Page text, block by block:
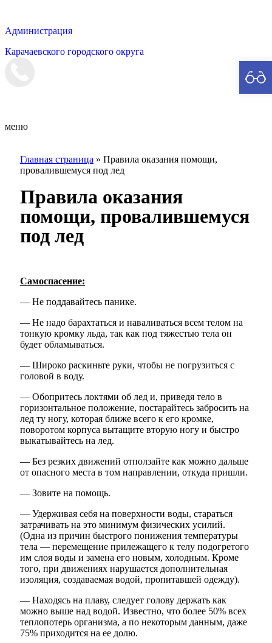
Администрация
Карачаевского городского округа
меню
Главная страница » Правила оказания помощи,
провалившемуся под лед
Правила оказания
помощи, провалившемуся
под лед
Самоспасение:
— Не поддавайтесь панике.
— Не надо барахтаться и наваливаться всем телом на
тонкую кромку льда, так как под тяжестью тела он
будет обламываться.
— Широко раскиньте руки, чтобы не погрузиться с
головой в воду.
— Обопритесь локтями об лед и, приведя тело в
горизонтальное положение, постарайтесь забросить на
лед ту ногу, которая ближе всего к его кромке,
поворотом корпуса вытащите вторую ногу и быстро
выкатывайтесь на лед.
— Без резких движений отползайте как можно дальше
от опасного места в том направлении, откуда пришли.
— Зовите на помощь.
— Удерживая себя на поверхности воды, стараться
затрачивать на это минимум физических усилий.
(Одна из причин быстрого понижения температуры
тела — перемещение прилежащего к телу подогретого
им слоя воды и замена его новым, холодным. Кроме
того, при движениях нарушается дополнительная
изоляция, создаваемая водой, пропитавшей одежду).
— Находясь на плаву, следует голову держать как
можно выше над водой. Известно, что более 50% всех
теплопотерь организма, а по некоторым данным, даже
75% приходится на ее долю.
Мэр